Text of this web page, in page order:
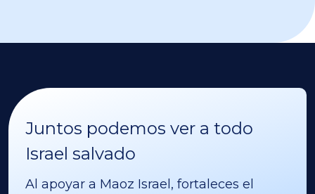
Juntos podemos ver a todo
Israel salvado
Al apoyar a Maoz Israel, fortaleces el